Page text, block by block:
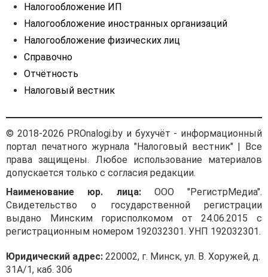
Налогообложение ИП
Налогообложение иностранных организаций
Налогообложение физических лиц
Справочно
Отчётность
Налоговый вестник
© 2018-2026 PROnalogi.by и бухучёт - информационный
портал печатного журнала "Налоговый вестник" | Все
права защищены. Любое использование материалов
допускается только с согласия редакции.
Наименование юр. лица:ООО "РегистрМедиа".
Свидетельство о государственной регистрации
выдано Минским горисполкомом от 24.06.2015 с
регистрационным номером 192032301. УНП 192032301.
Юридический адрес: 220002, г. Минск, ул. В. Хоружей, д.
31А/1, каб. 306